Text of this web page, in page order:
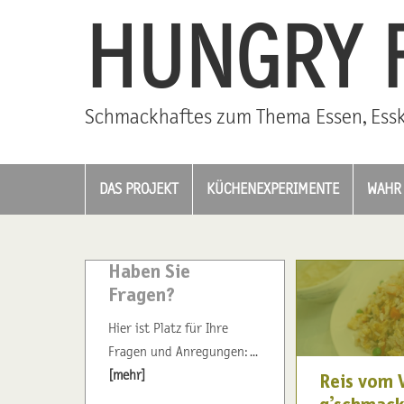
HUNGRY
Schmackhaftes zum Thema Essen,
DAS PROJEKT KÜCHENEXPERIMENTE
Haben Sie
Fragen?
Hier ist Platz für Ihre
Fragen und Anregungen: ...
[mehr]
Reis vom